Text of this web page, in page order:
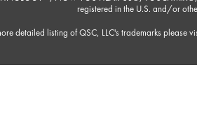
registered in the U.S. and/or
detailed listing of QSC, LLC's trademarks please